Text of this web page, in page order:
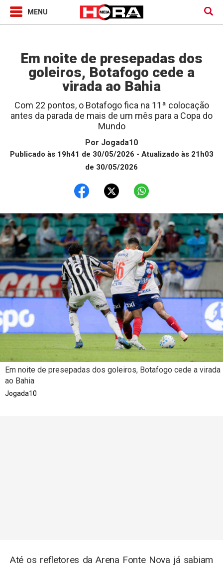
Em noite de presepadas dos
goleiros, Botafogo cede a
virada ao Bahia
Com 22 pontos, o Botafogo fica na 11ª colocação
antes da parada de mais de um mês para a Copa do
Mundo
Por Jogada10
Publicado às 19h41 de 30/05/2026 - Atualizado às 21h03
de 30/05/2026
Em noite de presepadas dos goleiros, Botafogo cede a virada
ao Bahia
Jogada10
Até os refletores da Arena Fonte Nova já sabiam